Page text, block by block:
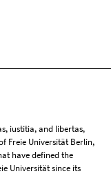
iustitia, and libertas,
Freie Universität Berlin,
have defined the
Universität since its